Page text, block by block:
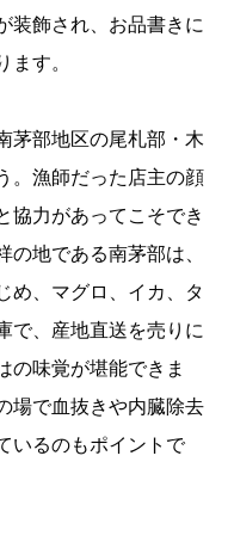
装飾され、お品書きに
す。
茅部地区の尾札部・木
。漁師だった店主の顔
協力があってこそでき
地である南茅部は、
め、マグロ、イカ、タ
で、産地直送を売りに
の味覚が堪能できま
場で血抜きや内臓除去
いるのもポイントで